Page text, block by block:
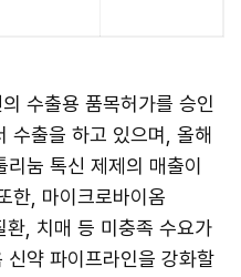
수출용 품목허가를 승인
수출을 하고 있으며, 올해
눔 톡신 제제의 매출이
한, 마이크로바이옴
, 치매 등 미충족 수요가
약 파이프라인을 강화할